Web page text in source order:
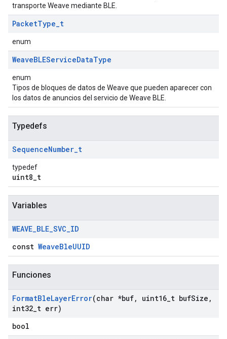
transporte Weave mediante BLE.
PacketType_t
enum
WeaveBLEServiceDataType
enum
Tipos de bloques de datos de Weave que pueden aparecer con
los datos de anuncios del servicio de Weave BLE.
Typedefs
SequenceNumber_t
typedef
uint8_t
Variables
WEAVE_BLE_SVC_ID
const WeaveBleUUID
Funciones
FormatBleLayerError(char *buf, uint16 t bufSize ,
int32 t err)
bool